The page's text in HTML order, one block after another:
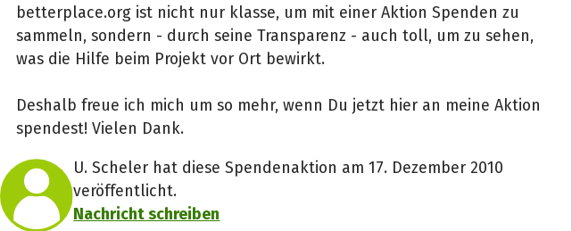
betterplace.org ist nicht nur klasse, um mit einer Aktion Spenden zu
sammeln, sondern - durch seine Transparenz - auch toll, um zu sehen,
was die Hilfe beim Projekt vor Ort bewirkt.
Deshalb freue ich mich um so mehr, wenn Du jetzt hier an meine Aktion
spendest! Vielen Dank.
U. Scheler hat diese Spendenaktion am 17. Dezember 2010
veröffentlicht.
Nachricht schreiben